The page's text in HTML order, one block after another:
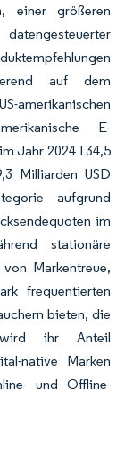
einer größeren
auf dem
E-
Jahr 2024 134,5
Milliarden USD
aufgrund
im
stationäre
Markentreue,
frequentierten
bieten, die
wird ihr Anteil
native Marken
und Offline-